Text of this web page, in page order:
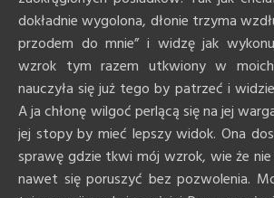
dokładnie wygolona, dłonie trzyma
przodem do mnie” i widzę jak
wzrok tym razem utkwiony w
nauczyła się już tego by patrzeć i
A ja chłonę wilgoć perlącą się na jej
jej stopy by mieć lepszy widok. Ona
sprawę gdzie tkwi mój wzrok, wie że nie
nawet się poruszyć bez pozwolenia.